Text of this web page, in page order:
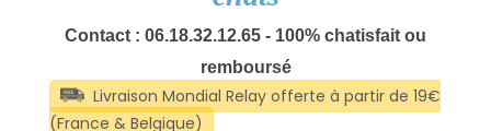
Contact : 06.18.32.12.65 - 100% chatisfait ou
remboursé